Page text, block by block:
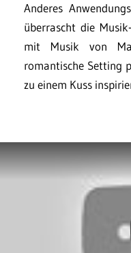
Anderes
überrascht die
mit Musik von
romantische Setting
zu einem Kuss